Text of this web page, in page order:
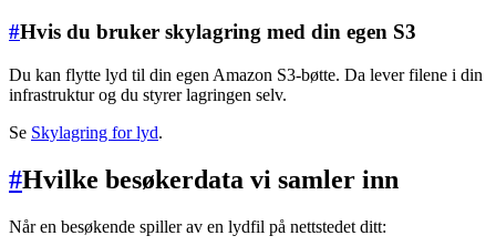
#Hvis du bruker skylagring med din egen S3
Du kan flytte lyd til din egen Amazon S3-bøtte. Da lever filene i din
infrastruktur og du styrer lagringen selv.
Se Skylagring for lyd.
#Hvilke besøkerdata vi samler inn
Når en besøkende spiller av en lydfil på nettstedet ditt: